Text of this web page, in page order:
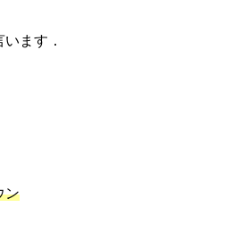
ます．
ン